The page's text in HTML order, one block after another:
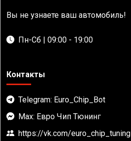
Вы не узнаете ваш автомобиль!
Пн-Сб | 09:00 - 19:00
Контакты
Telegram: Euro_Chip_Bot
Max: Евро Чип Тюнинг
https://vk.com/euro_chip_tuning